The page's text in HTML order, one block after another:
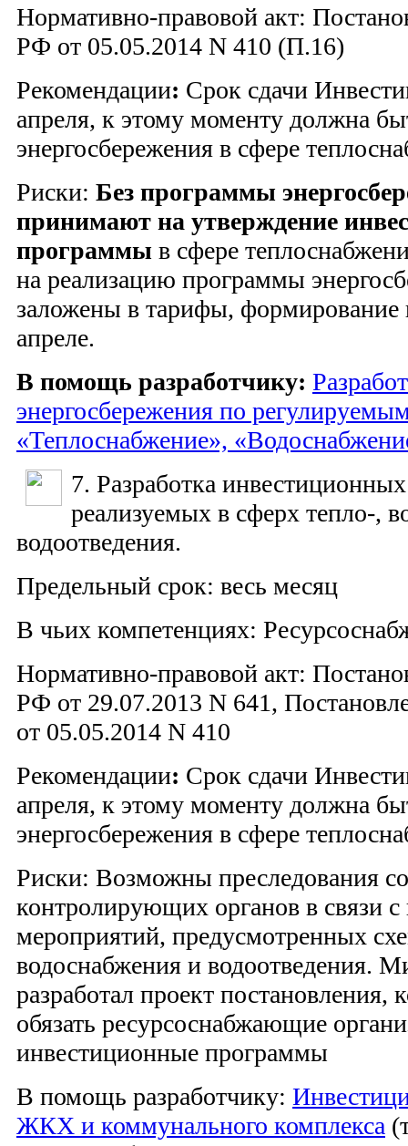
Нормативно-правовой акт:
РФ от 05.05.2014 N 410 (П.16)
Рекомендации: Срок сдачи
апреля, к этому моменту должна
энергосбережения в сфере
Риски: Без программы
принимают на утверждение
программы в сфере
на реализацию программы
заложены в тарифы, формирование
апреле.
В помощь разработчику:
энергосбережения по
«Теплоснабжение»,
7. Разработка
реализуемых в сферх тепло-,
водоотведения.
Предельный срок: весь месяц
В чьих компетенциях:
Нормативно-правовой акт:
РФ от 29.07.2013 N 641,
от 05.05.2014 N 410
Рекомендации: Срок сдачи
апреля, к этому моменту должна
энергосбережения в сфере
Риски: Возможны преследования
контролирующих органов в связи
мероприятий, предусмотренных
водоснабжения и водоотведения.
разработал проект постановления,
обязать ресурсоснабжающие
инвестиционные программы
В помощь разработчику:
ЖКХ и коммунального комплекса